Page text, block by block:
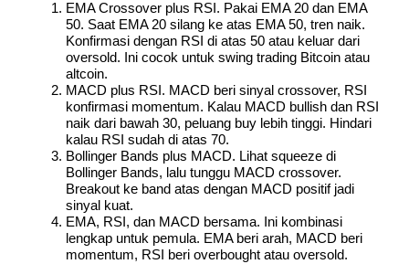
EMA Crossover plus RSI. Pakai EMA 20 dan EMA
50. Saat EMA 20 silang ke atas EMA 50, tren naik.
Konfirmasi dengan RSI di atas 50 atau keluar dari
oversold. Ini cocok untuk swing trading Bitcoin atau
altcoin.
MACD plus RSI. MACD beri sinyal crossover, RSI
konfirmasi momentum. Kalau MACD bullish dan RSI
naik dari bawah 30, peluang buy lebih tinggi. Hindari
kalau RSI sudah di atas 70.
Bollinger Bands plus MACD. Lihat squeeze di
Bollinger Bands, lalu tunggu MACD crossover.
Breakout ke band atas dengan MACD positif jadi
sinyal kuat.
EMA, RSI, dan MACD bersama. Ini kombinasi
lengkap untuk pemula. EMA beri arah, MACD beri
momentum, RSI beri overbought atau oversold.